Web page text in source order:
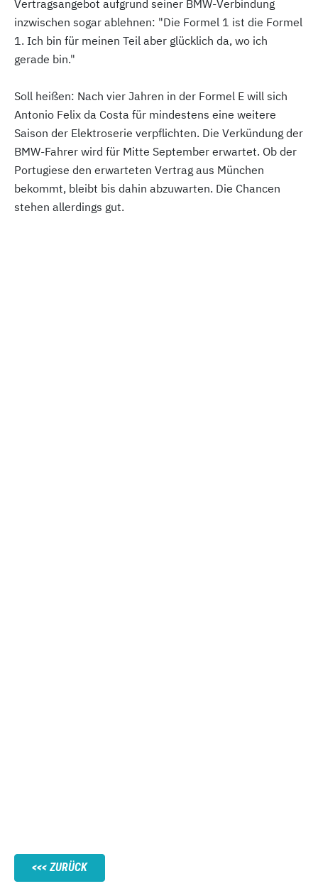
Vertragsangebot aufgrund seiner BMW-Verbindung
inzwischen sogar ablehnen: "Die Formel 1 ist die Formel
1. Ich bin für meinen Teil aber glücklich da, wo ich
gerade bin."
Soll heißen: Nach vier Jahren in der Formel E will sich
Antonio Felix da Costa für mindestens eine weitere
Saison der Elektroserie verpflichten. Die Verkündung der
BMW-Fahrer wird für Mitte September erwartet. Ob der
Portugiese den erwarteten Vertrag aus München
bekommt, bleibt bis dahin abzuwarten. Die Chancen
stehen allerdings gut.
ZURÜCK